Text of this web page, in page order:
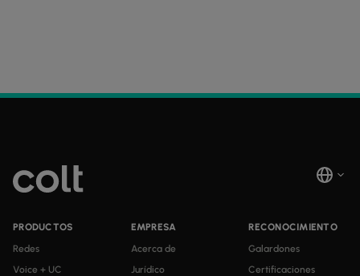
PRODUCTOS
Redes
Voice + UC
EMPRESA
Acerca de
Jurídico
RECONOCIMIENTO
Galardones
Certificaciones